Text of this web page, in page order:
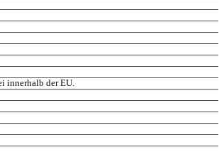
innerhalb der EU.